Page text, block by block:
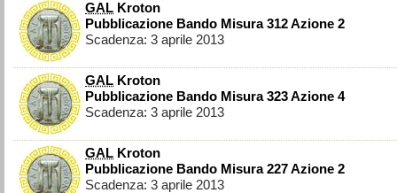
GAL Kroton
Pubblicazione Bando Misura 312 Azione 2
Scadenza: 3 aprile 2013
GAL Kroton
Pubblicazione Bando Misura 323 Azione 4
Scadenza: 3 aprile 2013
GAL Kroton
Pubblicazione Bando Misura 227 Azione 2
Scadenza: 3 aprile 2013